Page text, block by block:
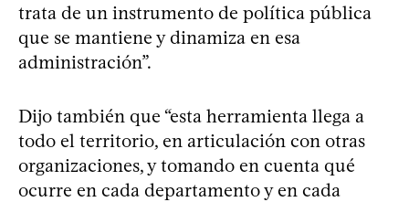
trata de un instrumento de política pública
que se mantiene y dinamiza en esa
administración”.
Dijo también que “esta herramienta llega a
todo el territorio, en articulación con otras
organizaciones, y tomando en cuenta qué
ocurre en cada departamento y en cada